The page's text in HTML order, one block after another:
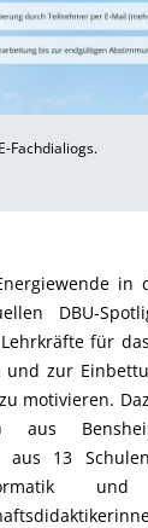
Fachdialiogs.
DBU-
für
zur
motivieren.
aus
aus 13